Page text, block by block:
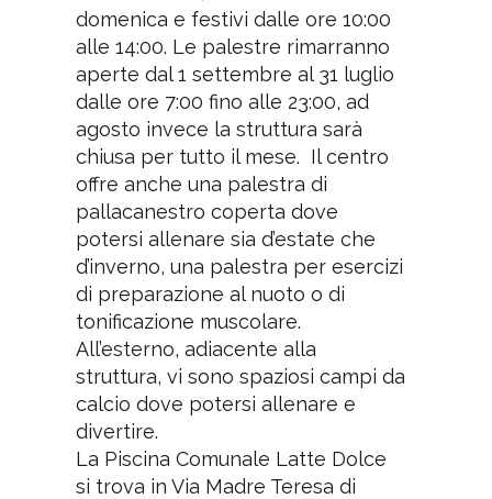
domenica e festivi dalle ore 10:00
alle 14:00. Le palestre rimarranno
aperte dal 1 settembre al 31 luglio
dalle ore 7:00 fino alle 23:00, ad
agosto invece la struttura sarà
chiusa per tutto il mese. Il centro
offre anche una palestra di
pallacanestro coperta dove
potersi allenare sia d’estate che
d’inverno, una palestra per esercizi
di preparazione al nuoto o di
tonificazione muscolare.
All’esterno, adiacente alla
struttura, vi sono spaziosi campi da
calcio dove potersi allenare e
divertire.
La Piscina Comunale Latte Dolce
si trova in Via Madre Teresa di